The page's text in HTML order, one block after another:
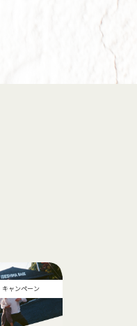
キャンペーン